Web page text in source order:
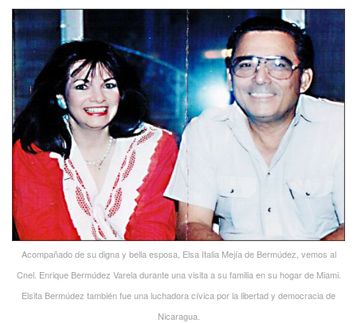
Acompañado de su digna y bella esposa, Elsa Italia Mejía de Bermúdez, vemos al
Cnel. Enrique Bermúdez Varela durante una visita a su familia en su hogar de Miami.
Elsita Bermúdez también fue una luchadora cívica por la libertad y democracia de
Nicaragua.